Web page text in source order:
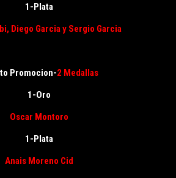
1-Plata
, Diego Garcia y Sergio Garcia
Promocion-2 Medallas
1-Oro
Oscar Montoro
1-Plata
Anais Moreno Cid